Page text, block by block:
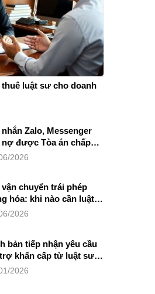
luật sư cho doanh
Zalo, Messenger
nợ được Tòa án chấp
không?
2026
vận chuyển trái phép
hóa: khi nào cần luật
2026
bản tiếp nhận yêu cầu
khẩn cấp từ luật sư
2026